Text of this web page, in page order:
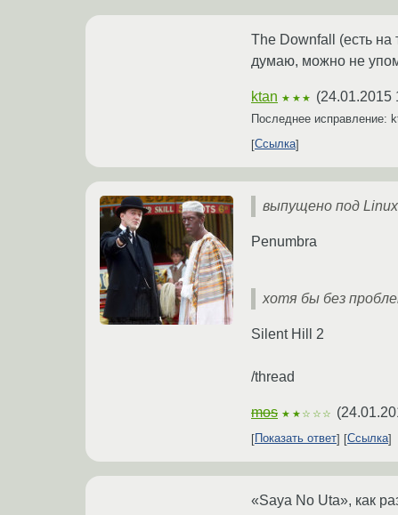
The Downfall (есть на
думаю, можно не
ktan ★★★ (24.01.2015
Последнее исправление:
Ссылка
выпущено под Linux
Penumbra
хотя бы без
Silent Hill 2
/thread
mos ★★☆☆☆ (
Показать ответ Ссылка
«Saya No Uta», как